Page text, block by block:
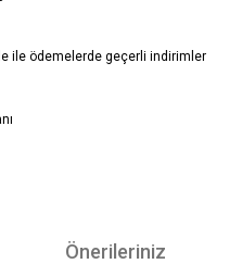
ile ödemelerde geçerli indirimler
Önerileriniz